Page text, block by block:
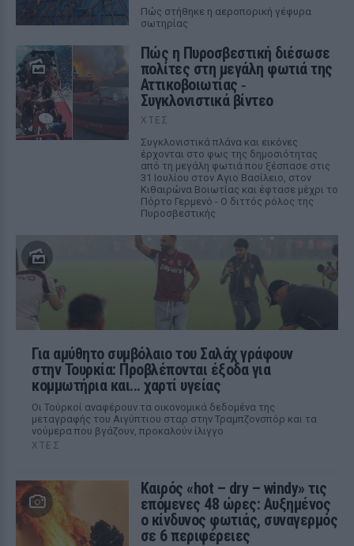
Πώς στήθηκε η αεροπορική γέφυρα
σωτηρίας
Πώς η Πυροσβεστική διέσωσε
πολίτες στη μεγάλη φωτιά της
Αττικοβοιωτίας ‑
Συγκλονιστικά βίντεο
ΧΤΕΣ
Συγκλονιστικά πλάνα και εικόνες
έρχονται στο φως της δημοσιότητας
από τη μεγάλη φωτιά που ξέσπασε στις
31 Ιουλίου στον Αγιο Βασίλειο, στον
Κιθαιρώνα Βοιωτίας και έφτασε μέχρι το
Πόρτο Γερμενό - Ο διττός ρόλος της
Πυροσβεστικής
Για αμύθητο συμβόλαιο του Σαλάχ γράφουν
στην Τουρκία: Προβλέπονται έξοδα για
κομμωτήρια και... χαρτί υγείας
Οι Τούρκοί αναφέρουν τα οικονομικά δεδομένα της
μεταγραφής του Αιγύπτιου σταρ στην Τραμπζονσπόρ και τα
νούμερα που βγάζουν, προκαλούν ίλιγγο
ΧΤΕΣ
Καιρός «hot – dry – windy» τις
επόμενες 48 ώρες: Αυξημένος
ο κίνδυνος φωτιάς, συναγερμός
σε 6 περιφέρειες